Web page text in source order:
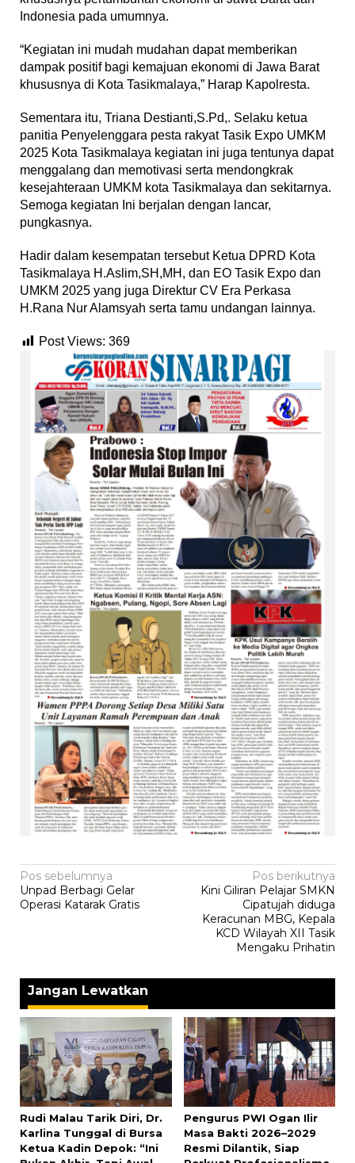
Indonesia pada umumnya.
“Kegiatan ini mudah mudahan dapat memberikan
dampak positif bagi kemajuan ekonomi di Jawa Barat
khususnya di Kota Tasikmalaya,” Harap Kapolresta.
Sementara itu, Triana Destianti,S.Pd,. Selaku ketua
panitia Penyelenggara pesta rakyat Tasik Expo UMKM
2025 Kota Tasikmalaya kegiatan ini juga tentunya dapat
menggalang dan memotivasi serta mendongkrak
kesejahteraan UMKM kota Tasikmalaya dan sekitarnya.
Semoga kegiatan Ini berjalan dengan lancar,
pungkasnya.
Hadir dalam kesempatan tersebut Ketua DPRD Kota
Tasikmalaya H.Aslim,SH,MH, dan EO Tasik Expo dan
UMKM 2025 yang juga Direktur CV Era Perkasa
H.Rana Nur Alamsyah serta tamu undangan lainnya.
Post Views: 369
Navigasi
pos
Pos sebelumnya
Unpad Berbagi Gelar
Operasi Katarak Gratis
Pos berikutnya
Kini Giliran Pelajar SMKN
Cipatujah diduga
Keracunan MBG, Kepala
KCD Wilayah XII Tasik
Mengaku Prihatin
Jangan Lewatkan
Rudi Malau Tarik Diri, Dr.
Karlina Tunggal di Bursa
Ketua Kadin Depok: “Ini
Pengurus PWI Ogan Ilir
Masa Bakti 2026–2029
Resmi Dilantik, Siap